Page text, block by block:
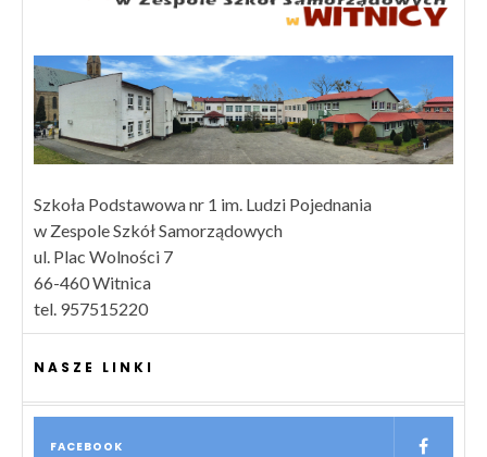
Szkoła Podstawowa nr 1 im. Ludzi Pojednania
w Zespole Szkół Samorządowych
ul. Plac Wolności 7
66-460 Witnica
tel. 957515220
NASZE LINKI
FACEBOOK